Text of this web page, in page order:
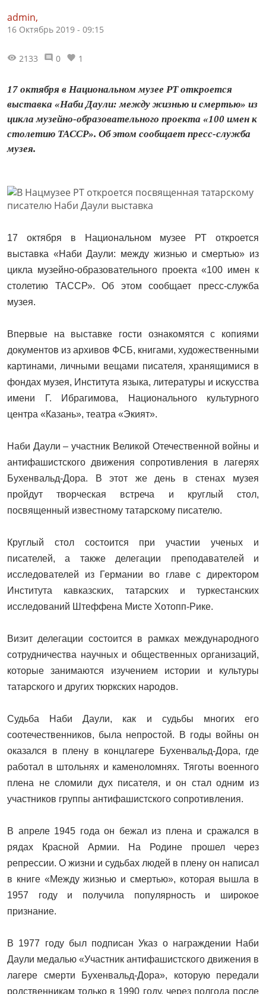
admin,
16 Октябрь 2019 - 09:15
2133 0 1
17 октября в Национальном музее РТ откроется
выставка «Наби Даули: между жизнью и смертью» из
цикла музейно-образовательного проекта «100 имен к
столетию ТАССР». Об этом сообщает пресс-служба
музея.
17 октября в Национальном музее РТ откроется
выставка «Наби Даули: между жизнью и смертью» из
цикла музейно-образовательного проекта «100 имен к
столетию ТАССР». Об этом сообщает пресс-служба
музея.
Впервые на выставке гости ознакомятся с копиями
документов из архивов ФСБ, книгами, художественными
картинами, личными вещами писателя, хранящимися в
фондах музея, Института языка, литературы и искусства
имени Г. Ибрагимова, Национального культурного
центра «Казань», театра «Экият».
Наби Даули – участник Великой Отечественной войны и
антифашистского движения сопротивления в лагерях
Бухенвальд-Дора. В этот же день в стенах музея
пройдут творческая встреча и круглый стол,
посвященный известному татарскому писателю.
Круглый стол состоится при участии ученых и
писателей, а также делегации преподавателей и
исследователей из Германии во главе с директором
Института кавказских, татарских и туркестанских
исследований Штеффена Mиcте Хотопп-Рике.
Визит делегации состоится в рамках международного
сотрудничества научных и общественных организаций,
которые занимаются изучением истории и культуры
татарского и других тюркских народов.
Судьба Наби Даули, как и судьбы многих его
соотечественников, была непростой. В годы войны он
оказался в плену в концлагере Бухенвальд-Дора, где
работал в штольнях и каменоломнях. Тяготы военного
плена не сломили дух писателя, и он стал одним из
участников группы антифашистского сопротивления.
В апреле 1945 года он бежал из плена и сражался в
рядах Красной Армии. На Родине прошел через
репрессии. О жизни и судьбах людей в плену он написал
в книге «Между жизнью и смертью», которая вышла в
1957 году и получила популярность и широкое
признание.
В 1977 году был подписан Указ о награждении Наби
Даули медалью «Участник антифашистского движения в
лагере смерти Бухенвальд-Дора», которую передали
родственникам только в 1990 году, через полгода после